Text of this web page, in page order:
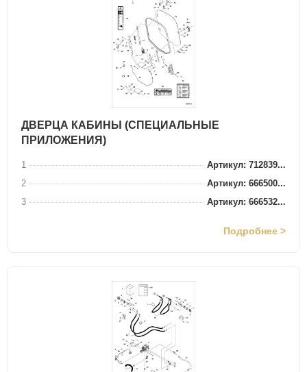
ДВЕРЦА КАБИНЫ (СПЕЦИАЛЬНЫЕ
ПРИЛОЖЕНИЯ)
1
Артикул: 712839...
2
Артикул: 666500...
3
Артикул: 666532...
Подробнее >